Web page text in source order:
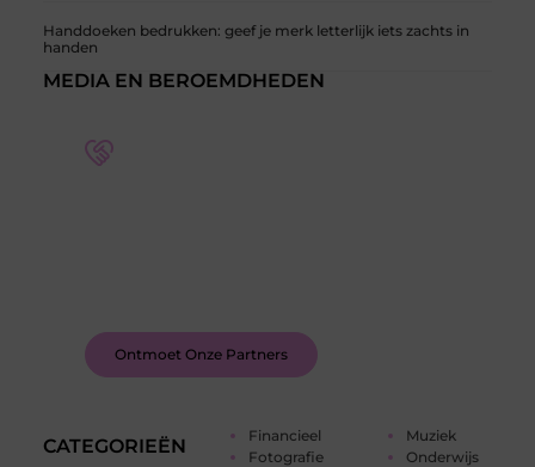
Handdoeken bedrukken: geef je merk letterlijk iets zachts in
handen
CATEGORIEËN
Financieel
Fotografie
Muziek
Onderwijs
MEDIA EN BEROEMDHEDEN
Ontmoet Onze Partners